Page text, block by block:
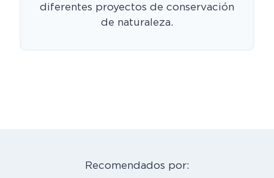
diferentes proyectos de conservación
de naturaleza.
Recomendados por: